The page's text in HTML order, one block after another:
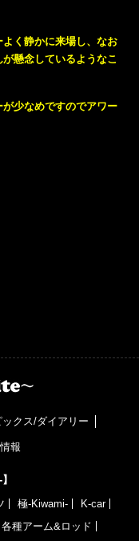
く静かに来場し、なお
懸念しているようなこ
少なめですのでアワー
ックス/ダイアリー
報
極-Kiwami-
K-car
各種アーム&ロッド